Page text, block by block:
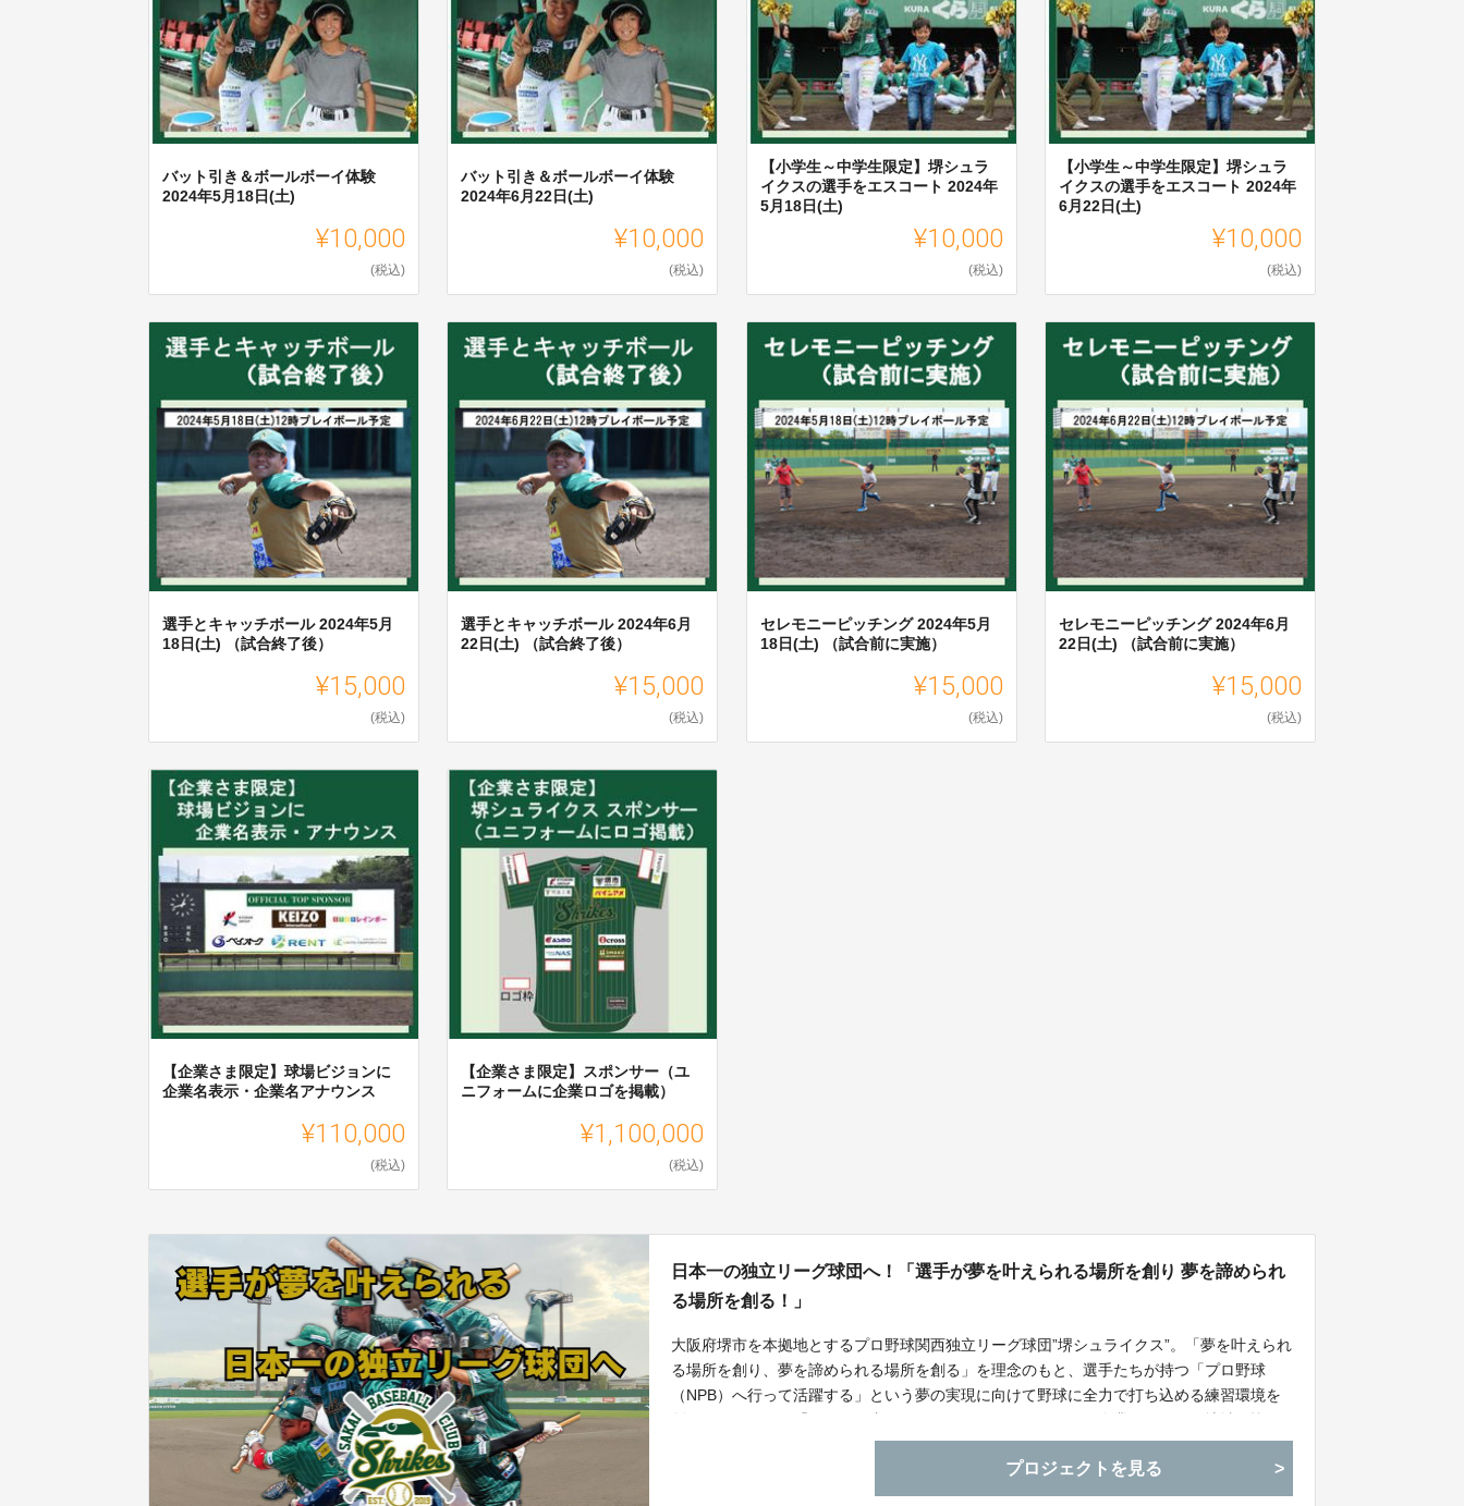
バット引き＆ボールボーイ体験
2024年5月18日(土)
¥10,000
(税込)
バット引き＆ボールボーイ体験
2024年6月22日(土)
¥10,000
(税込)
【小学生～中学生限定】堺シュラ
イクスの選手をエスコート 2024年
5月18日(土)
¥10,000
(税込)
【小学生～中学生限定】堺シュラ
イクスの選手をエスコート 2024年
6月22日(土)
¥10,000
(税込)
選手とキャッチボール 2024年5月
18日(土) （試合終了後）
¥15,000
(税込)
選手とキャッチボール 2024年6月
22日(土) （試合終了後）
¥15,000
(税込)
セレモニーピッチング 2024年5月
18日(土) （試合前に実施）
¥15,000
(税込)
セレモニーピッチング 2024年6月
22日(土) （試合前に実施）
¥15,000
(税込)
【企業さま限定】球場ビジョンに
企業名表示・企業名アナウンス
¥110,000
(税込)
【企業さま限定】スポンサー（ユ
ニフォームに企業ロゴを掲載）
¥1,100,000
(税込)
日本一の独立リーグ球団へ！「選手が夢を叶えられる場所を創り 夢を諦められ
る場所を創る！」
大阪府堺市を本拠地とするプロ野球関西独立リーグ球団”堺シュライクス”。「夢を叶えられ
る場所を創り、夢を諦められる場所を創る」を理念のもと、選手たちが持つ「プロ野球
（NPB）へ行って活躍する」という夢の実現に向けて野球に全力で打ち込める練習環境を
まを野球を通じて夢や希望を届ける」ことを目指して活動して参ります。
プロジェクトを見る